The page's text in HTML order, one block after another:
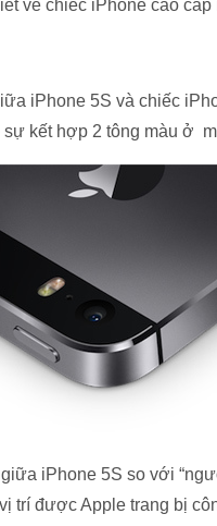
về chiếc iPhone cao
iPhone 5S và chiếc
kết hợp 2 tông màu ở
iPhone 5S so với
trí được Apple trang bị